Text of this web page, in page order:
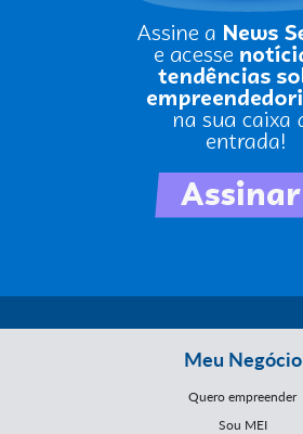
Meu Negócio
Quero empreender
Sou MEI